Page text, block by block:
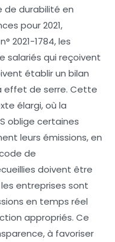
de durabilité en
pour 2021,
2021-1784, les
salariés qui reçoivent
établir un bilan
effet de serre. Cette
élargi, où la
oblige certaines
leurs émissions, en
de
doivent être
entreprises sont
en temps réel
appropriés. Ce
, à favoriser